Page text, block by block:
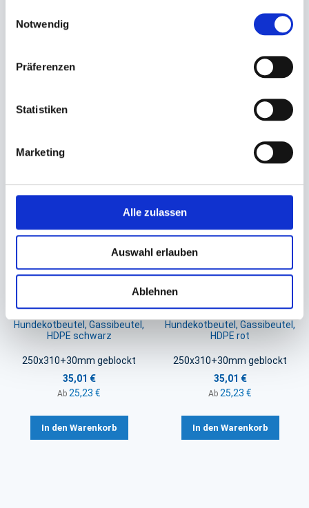
Notwendig
Präferenzen
Statistiken
Marketing
Alle zulassen
Auswahl erlauben
Ablehnen
700x1100mm Typ 60, 120 Liter
In den Warenkorb
Hundekotbeutel, Gassibeutel,
HDPE schwarz
250x310+30mm geblockt
35,01 €
Ab 25,23 €
In den Warenkorb
Hundekotbeutel, Gassibeutel,
HDPE rot
250x310+30mm geblockt
35,01 €
Ab 25,23 €
In den Warenkorb